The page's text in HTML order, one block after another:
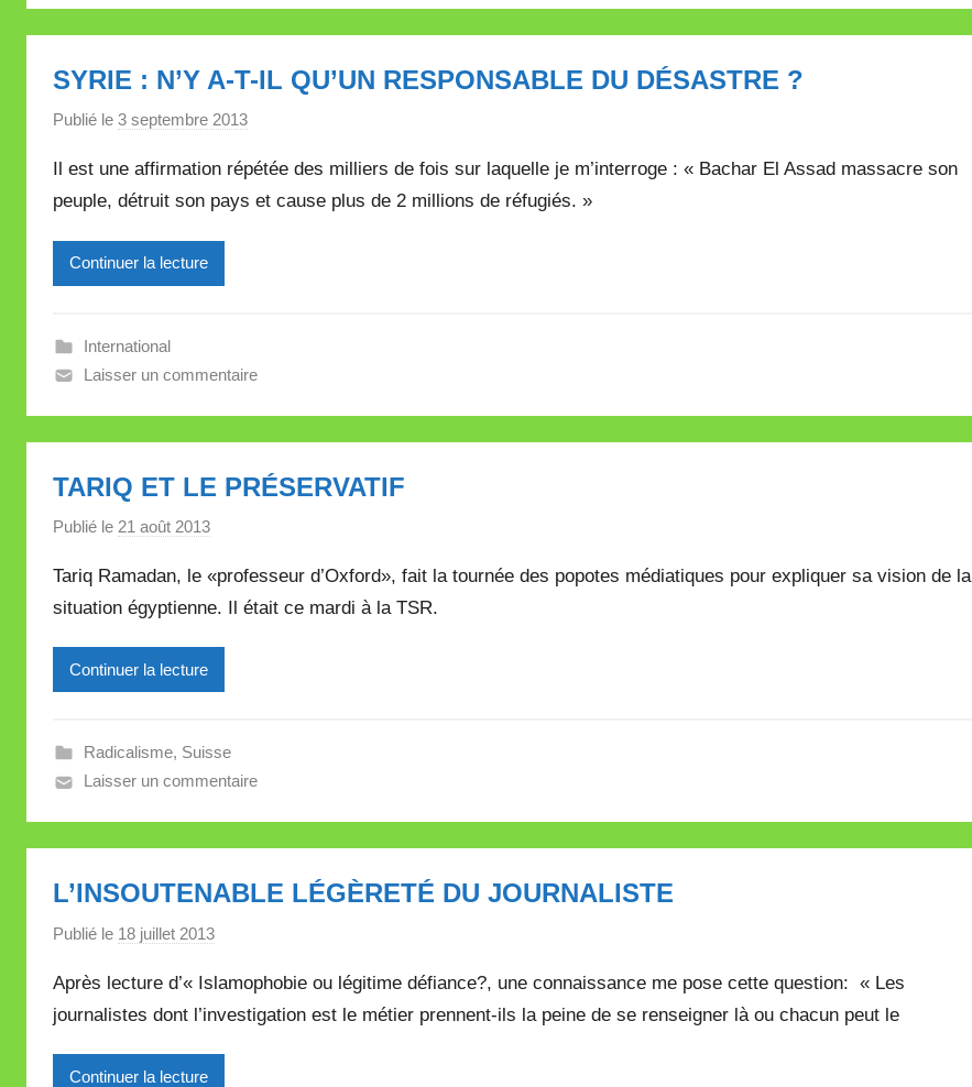
t
e
SYRIE : N’Y A-T-IL QU’UN RESPONSABLE DU DÉSASTRE ?
Publié le 3 septembre 2013
r
M
l
l
t
t
Il est une affirmation répétée des milliers de fois sur laquelle je m’interroge : « Bachar El Assad massacre son
peuple, détruit son pays et cause plus de 2 millions de réfugiés. »
Continuer la lecture
International
Laisser un commentaire
TARIQ ET LE PRÉSERVATIF
Publié le 21 août 2013
r
M
e
l
l
l
l
t
t
Tariq Ramadan, le «professeur d’Oxford», fait la tournée des popotes médiatiques pour expliquer sa vision de la
situation égyptienne. Il était ce mardi à la TSR.
Continuer la lecture
Radicalisme, Suisse
Laisser un commentaire
L’INSOUTENABLE LÉGÈRETÉ DU JOURNALISTE
Publié le 18 juillet 2013
r
M
Après lecture d’« Islamophobie ou légitime défiance?, une connaissance me pose cette question: « Les
journalistes dont l’investigation est le métier prennent-ils la peine de se renseigner là ou chacun peut le
Continuer la lecture